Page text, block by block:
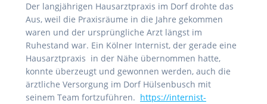
Der langjährigen Hausarztpraxis im Dorf drohte das
Aus, weil die Praxisräume in die Jahre gekommen
waren und der ursprüngliche Arzt längst im
Ruhestand war. Ein Kölner Internist, der gerade eine
Hausarztpraxis in der Nähe übernommen hatte,
konnte überzeugt und gewonnen werden, auch die
ärztliche Versorgung im Dorf Hülsenbusch mit
seinem Team fortzuführen. https://internist-